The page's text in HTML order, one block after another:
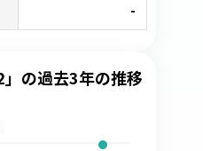
-
」の過去3年の推移